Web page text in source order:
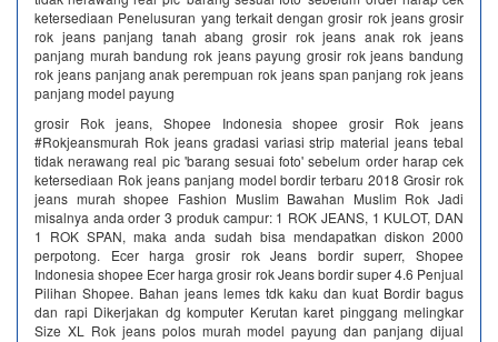
ketersediaan Penelusuran yang terkait dengan grosir rok jeans grosir
rok jeans panjang tanah abang grosir rok jeans anak rok jeans
panjang murah bandung rok jeans payung grosir rok jeans bandung
rok jeans panjang anak perempuan rok jeans span panjang rok jeans
panjang model payung
grosir Rok jeans, Shopee Indonesia shopee grosir Rok jeans
#Rokjeansmurah Rok jeans gradasi variasi strip material jeans tebal
tidak nerawang real pic 'barang sesuai foto' sebelum order harap cek
ketersediaan Rok jeans panjang model bordir terbaru 2018 Grosir rok
jeans murah shopee Fashion Muslim Bawahan Muslim Rok Jadi
misalnya anda order 3 produk campur: 1 ROK JEANS, 1 KULOT, DAN
1 ROK SPAN, maka anda sudah bisa mendapatkan diskon 2000
perpotong. Ecer harga grosir rok Jeans bordir superr, Shopee
Indonesia shopee Ecer harga grosir rok Jeans bordir super 4.6 Penjual
Pilihan Shopee. Bahan jeans lemes tdk kaku dan kuat Bordir bagus
dan rapi Dikerjakan dg komputer Kerutan karet pinggang melingkar
Size XL Rok jeans polos murah model payung dan panjang dijual